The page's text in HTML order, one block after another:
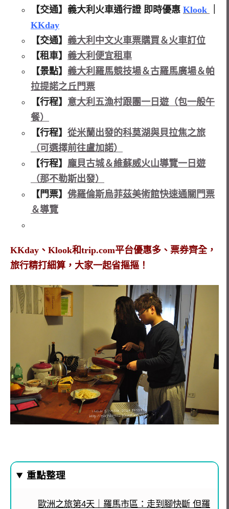
【交通】義大利火車通行證 即時優惠 Klook
KKday
【交通】 義大利中文火車票購買＆火車訂位
【租車】 義大利便宜租車
【景點】 義大利羅馬競技場＆古羅馬廣場＆帕
拉提諾之丘門票
【行程】 意大利五漁村跟團一日遊（包一般午
餐）
【行程】 從米蘭出發的科莫湖與貝拉焦之旅
（可選擇前往盧加諾）
【行程】 龐貝古城＆維蘇威火山導覽一日遊
（那不勒斯出發）
【門票】 佛羅倫斯烏菲茲美術館快速通關門票
＆導覽
KKday、Klook和trip.com平台優惠多、票券齊全，
旅行精打細算，大家一起省摳摳！
重點整理
歐洲之旅第4天｜羅馬市區：走到腳快斷 但羅